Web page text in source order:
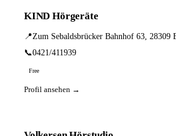
KIND Hörgeräte
📍Zum Sebaldsbrücker Bahnhof 63, 28309
📞0421/411939
Free
Profil ansehen →